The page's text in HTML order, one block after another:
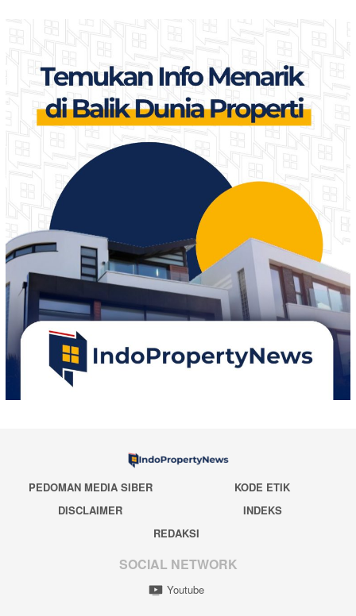
PEDOMAN MEDIA SIBER
KODE ETIK
DISCLAIMER
INDEKS
REDAKSI
SOCIAL NETWORK
Youtube